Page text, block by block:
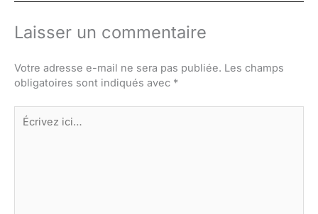
Laisser un commentaire
Votre adresse e-mail ne sera pas publiée. Les champs
obligatoires sont indiqués avec *
ici…